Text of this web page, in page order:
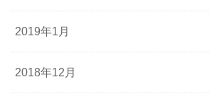
2019年1月
2018年12月